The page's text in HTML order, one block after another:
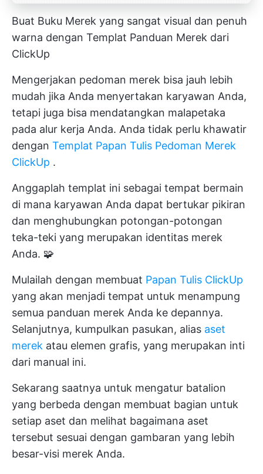
Buat Buku Merek yang sangat visual dan penuh
warna dengan Templat Panduan Merek dari
ClickUp
Mengerjakan pedoman merek bisa jauh lebih
mudah jika Anda menyertakan karyawan Anda,
tetapi juga bisa mendatangkan malapetaka
pada alur kerja Anda. Anda tidak perlu khawatir
dengan Templat Papan Tulis Pedoman Merek
ClickUp .
Anggaplah templat ini sebagai tempat bermain
di mana karyawan Anda dapat bertukar pikiran
dan menghubungkan potongan-potongan
teka-teki yang merupakan identitas merek
Anda. 🧩
Mulailah dengan membuat Papan Tulis ClickUp
yang akan menjadi tempat untuk menampung
semua panduan merek Anda ke depannya.
Selanjutnya, kumpulkan pasukan, alias aset
merek atau elemen grafis, yang merupakan inti
dari manual ini.
Sekarang saatnya untuk mengatur batalion
yang berbeda dengan membuat bagian untuk
setiap aset dan melihat bagaimana aset
tersebut sesuai dengan gambaran yang lebih
besar-visi merek Anda.